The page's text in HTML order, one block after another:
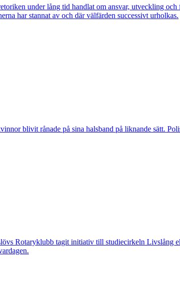
under lång tid handlat om ansvar, utveckling
har stannat av och där välfärden successivt urholkas.
blivit rånade på sina halsband på liknande sätt.
Rotaryklubb tagit initiativ till studiecirkeln Livslång